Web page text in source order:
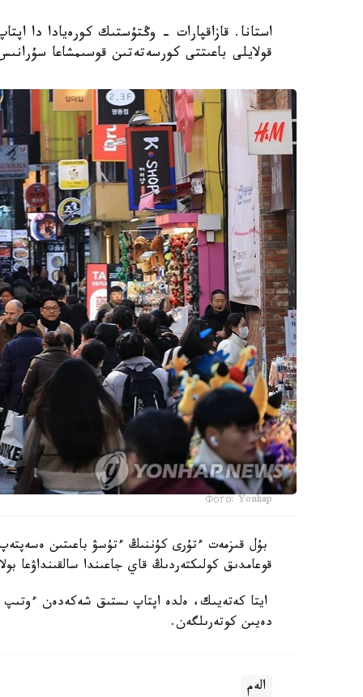
استانا. قازاقپارات - وڭتۇستىك كورەيادا دا
قولايلى باعىتتى كورسەتەتىن قوسىمشاعا
Фото: Yonhap
بۇل قىزمەت ءتۇرى كۇننىڭ ءتۇسۋ باعىتىن
قوعامدىق كولىكتەردىڭ قاي جاعىندا سالقىنداۋعا
دەيىن كوتەرىلگەن.
الەم